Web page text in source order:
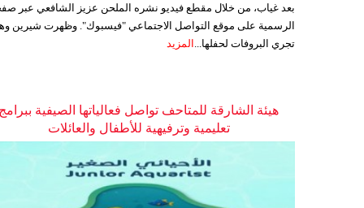
بعد غياب، من خلال مقطع فيديو نشره الملحن عزيز الشافعي عبر
الرسمية على موقع التواصل الاجتماعي "فيسبوك". وظهرت شيرين
تجري البروفات لحفلها... المزيد
هيئة الشارقة للمتاحف تواصل فعالياتها الصيفية ببرامج
تعليمية وترفيهية للأطفال والعائلات